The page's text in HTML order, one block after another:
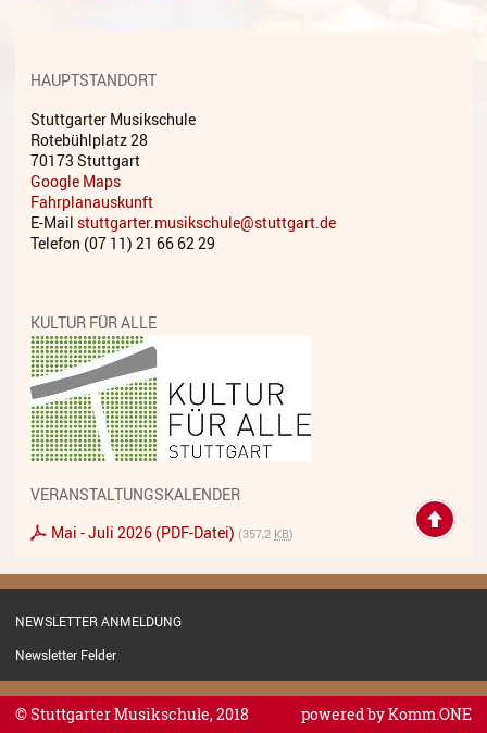
Schlaginstrumente
Unsere Lehrkräfte
Standorte
Ensembles
Talentförderung
Gebühren
Mietinstrumente
HAUPTSTANDORT
Stuttgarter Musikschule
Rotebühlplatz 28
70173 Stuttgart
Google Maps
Fahrplanauskunft
E-Mail stuttgarter.musikschule@stuttgart.de
Telefon (07 11) 21 66 62 29
KULTUR FÜR ALLE
VERANSTALTUNGSKALENDER
Mai - Juli 2026 (PDF-Datei) (357,2 KB)
NEWSLETTER ANMELDUNG
Newsletter Felder
© Stuttgarter Musikschule, 2018 powered byKomm.ONE